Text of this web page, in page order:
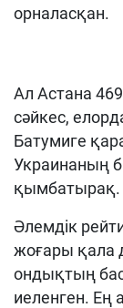
орналасқан.
Ал Астана
сәйкес,
Батумиге
Украинаның
қымбатырақ.
Әлемдік
жоғары қала
ондықтың
иеленген. Ең